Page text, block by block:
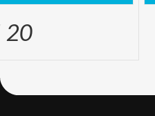
20